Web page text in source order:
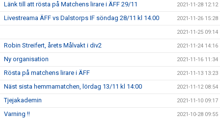
Länk till att rösta på Matchens lirare i ÄFF 29/11 2021-11-28 12:12
Livestreama ÄFF vs Dalstorps IF söndag 28/11 kl 14.00 2021-11-26 15:28
2021-11-25 09:14
Robin Streifert, årets Målvakt i div2 2021-11-24 14:16
Ny organisation 2021-11-16 11:34
Rösta på matchens lirare i ÄFF 2021-11-13 13:23
Näst sista hemmamatchen, lördag 13/11 kl 14:00 2021-11-12 08:54
Tjejakademin 2021-11-10 09:17
Varning !! 2021-10-28 09:55